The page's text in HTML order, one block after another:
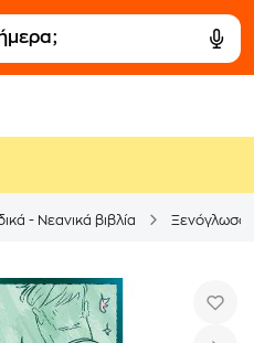
- Νεανικά βιβλία